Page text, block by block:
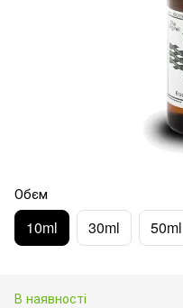
Обєм
10ml 30ml 50ml
В наявності